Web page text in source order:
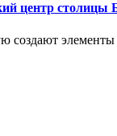
центр столицы
создают